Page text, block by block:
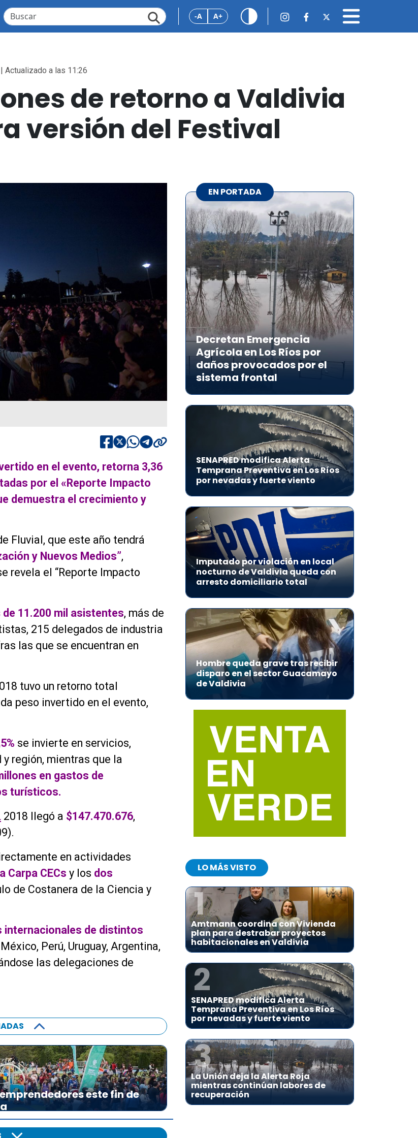
-A A+
Actualizado a las 11:26
de retorno a Valdivia
versión del Festival
en el evento, retorna 3,36
por el «Reporte Impacto
demuestra el crecimiento y
Fluvial, que este año tendrá
y Nuevos Medios”,
revela el “Reporte Impacto
de 11.200 mil asistentes, más de
215 delegados de industria
las que se encuentran en
tuvo un retorno total
peso invertido en el evento,
se invierte en servicios,
región, mientras que la
en gastos de
turísticos.
2018 llegó a $147.470.676,
en actividades
Carpa CECs y los dos
de Costanera de la Ciencia y
internacionales de distintos
Perú, Uruguay, Argentina,
las delegaciones de
este fin de
EN PORTADA
Decretan Emergencia
Agrícola en Los Ríos por
daños provocados por el
sistema frontal
SENAPRED modifica Alerta
Temprana Preventiva en Los Ríos
por nevadas y fuerte viento
Imputado por violación en local
nocturno de Valdivia queda con
arresto domiciliario total
Hombre queda grave tras recibir
disparo en el sector Guacamayo
de Valdivia
LO MÁS VISTO
1
Amtmann coordina con Vivienda
plan para destrabar proyectos
habitacionales en Valdivia
2
SENAPRED modifica Alerta
Temprana Preventiva en Los Ríos
por nevadas y fuerte viento
3
La Unión deja la Alerta Roja
mientras continúan labores de
recuperación